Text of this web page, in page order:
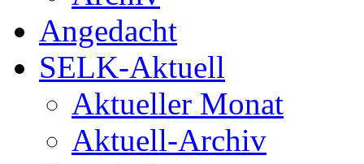
Angedacht
SELK-Aktuell
Aktueller Monat
Aktuell-Archiv